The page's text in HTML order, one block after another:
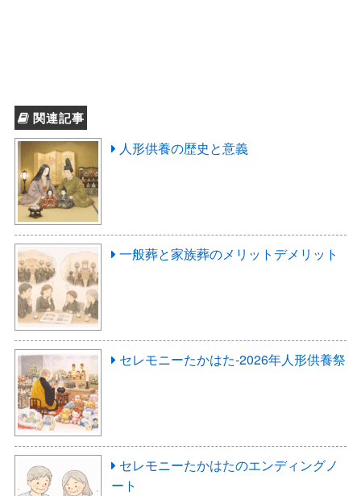
関連記事
人形供養の歴史と意義
一般葬と家族葬のメリットデメリット
セレモニーたかはた-2026年人形供養祭
セレモニーたかはたのエンディングノ
ート